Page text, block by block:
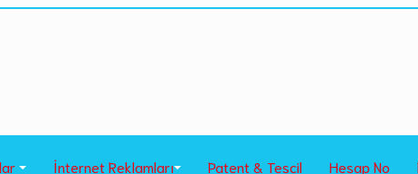
İnternet Reklamları Patent & Tescil Hesap No